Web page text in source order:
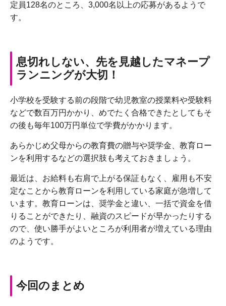
定員128名のところ、3,000名以上の応募があるようで
す。
息切れしない、先を見越したマネープ
ランニングが大切！
小学校を受験する前の段階で幼児教室の授業料や受験料
などで数百万円かかり、めでたく合格できたとしてもそ
の後も毎年100万円単位で学費がかかります。
あらかじめ父母からの教育費の贈与や奨学金、教育ロー
ンを利用するなどの選択肢も考えておきましょう。
最近は、お給料も右肩で上がる保証もなく、雇用も不安
定なことから教育ローンを利用している家庭が急増して
います。教育ローンは、奨学金と違い、一括で資金を借
りることができたり、融資のスピードが早かったりする
ので、使い勝手がよいところが利用者が増えている理由
のようです。
今回のまとめ